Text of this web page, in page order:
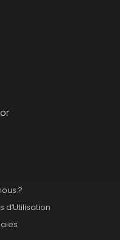
?
d’Utilisation